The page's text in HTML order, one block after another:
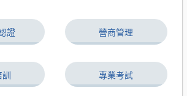
證 營商管理
訓 專業考試